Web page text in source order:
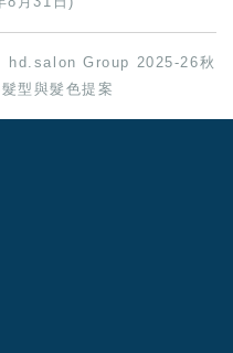
hd.salon Group 2025-26秋
型與髮色提案